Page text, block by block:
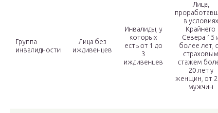
Группа
инвалидности
Лица без
иждивенцев
Инвалиды, у
которых
есть от 1 до
3
иждивенцев
Лица,
в условиях
Крайнего
Севера 15
более лет,
страховым
стажем
20 лет у
женщин, от
мужчин